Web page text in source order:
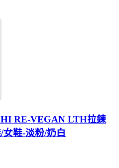
RE-VEGAN LTH拉鍊
女鞋-淡粉/奶白